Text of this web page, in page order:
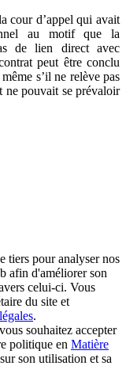
cour d’appel qui avait
au motif que la
de lien direct avec
peut être conclu
s’il ne relève pas
ne pouvait se prévaloir
tiers pour analyser nos
afin d'améliorer son
celui-ci. Vous
du site et
.
souhaitez accepter
politique en Matière
son utilisation et sa